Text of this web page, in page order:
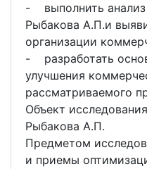
- выполнить анализ
Рыбакова А.П.и
организации
- разработать
улучшения
рассматриваемого
Объект
Рыбакова А.П.
Предметом
и приемы